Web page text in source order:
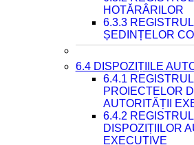
HOTĂRÂRILOR
6.3.3
ȘEDINȚELOR
6.4 DISPOZIȚIILE
6.4.1
PROIECTELOR
AUTORITĂȚII
6.4.2
DISPOZIȚIILOR
EXECUTIVE